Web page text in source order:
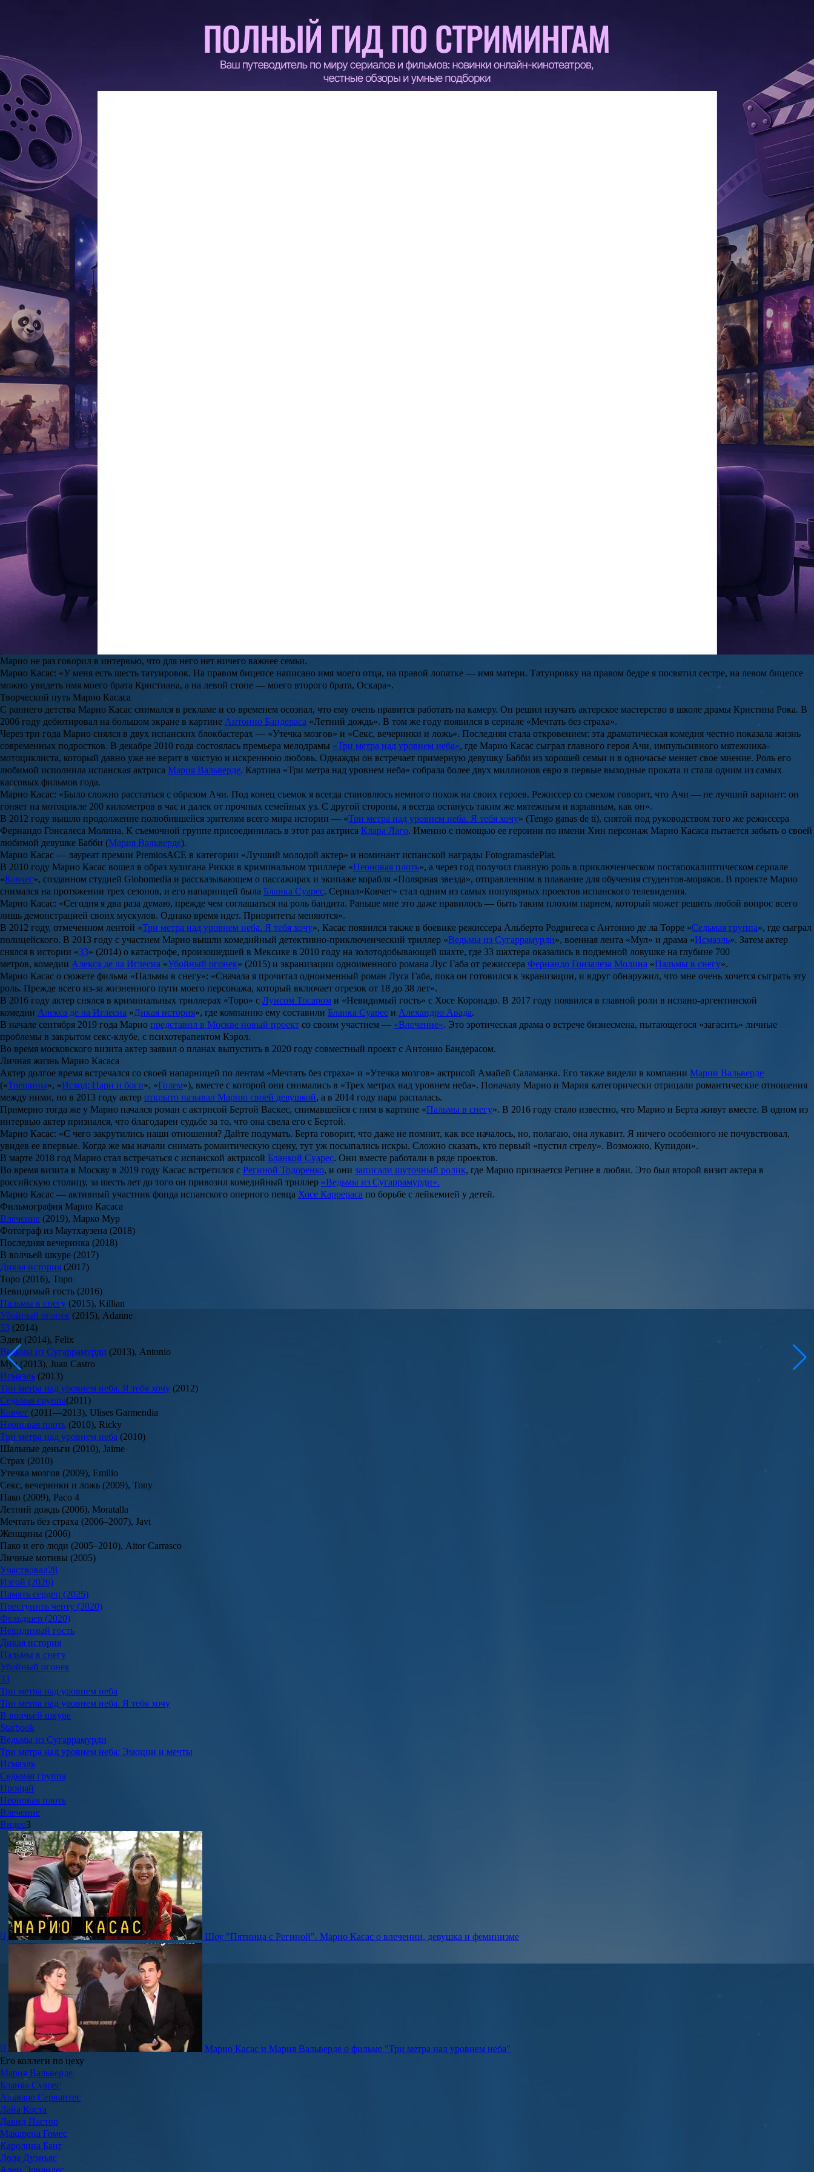
Эксклюзив Реалити
Фильмы Сериалы Шоу
#Быт #Деньги #Дети #Дом
Питомцы
# Путешествия # Российские звезды лайфстайл
новость
отношения #реалити #
Промокоды Островок Промокоды Отелло
Промокоды Снежная Королева
Издательство Рекламодателям
Персоны
Марио Касас
Mario Casas
Дата и место рождения:
Семейное положение:
Рост:
1,80 м
Биография
Реклама
Биография Марио Касаса
Марио Касас Сьерра (Mario Casas Sierra)
Хайди Касас
. Его младшие
Оскар
собиралась строить карьеру на телевидении, в результате
выучилась на юриста и стала официальным представителем старшего брата.
Какие сериалы смотреть в августе 2026: новинки и долгожданные продолжения
Последний месяц лета приготовил для любителей сериалов сразу несколько заметных премьер и возвращений популярных проектов. В августе зрителей ждут новые сезоны «Теда Лассо» и
Марио не раз говорил в интервью, что для него нет ничего важнее семьи.
Марио Касас: «У меня есть шесть татуировок. На правом бицепсе написано имя моего отца, на правой лопатке — имя матери. Татуировку на правом бедре я посвятил сестре, на левом бицепсе
можно увидеть имя моего брата Кристиана, а на левой стопе — моего второго брата, Оскара».
Творческий путь Марио Касаса
С раннего детства Марио Касас снимался в рекламе и со временем осознал, что ему очень нравится работать на камеру. Он решил изучать актерское мастерство в школе драмы Кристина Рока. В
2006 году дебютировал на большом экране в картине Антонио Бандераса «Летний дождь». В том же году появился в сериале «Мечтать без страха».
Через три года Марио снялся в двух испанских блокбастерах — «Утечка мозгов» и «Секс, вечеринки и ложь». Последняя стала откровением: эта драматическая комедия честно показала жизнь
современных подростков. В декабре 2010 года состоялась премьера мелодрамы «Три метра над уровнем неба», где Марио Касас сыграл главного героя Ачи, импульсивного мятежника-
мотоциклиста, который давно уже не верит в чистую и искреннюю любовь. Однажды он встречает примерную девушку Бабби из хорошей семьи и в одночасье меняет свое мнение. Роль его
любимой исполнила испанская актриса Мария Вальверде. Картина «Три метра над уровнем неба» собрала более двух миллионов евро в первые выходные проката и стала одним из самых
кассовых фильмов года.
Марио Касас: «Было сложно расстаться с образом Ачи. Под конец съемок я всегда становлюсь немного похож на своих героев. Режиссер со смехом говорит, что Ачи — не лучший вариант: он
гоняет на мотоцикле 200 километров в час и далек от прочных семейных уз. С другой стороны, я всегда останусь таким же мятежным и взрывным, как он».
В 2012 году вышло продолжение полюбившейся зрителям всего мира истории — «Три метра над уровнем неба. Я тебя хочу» (Tengo ganas de ti), снятой под руководством того же режиссера
Фернандо Гонсалеса Молина. К съемочной группе присоединилась в этот раз актриса Клара Лаго. Именно с помощью ее героини по имени Хин персонаж Марио Касаса пытается забыть о своей
любимой девушке Бабби (Мария Вальверде).
Марио Касас — лауреат премии PremiosACE в категории «Лучший молодой актер» и номинант испанской награды FotogramasdePlat.
В 2010 году Марио Касас вошел в образ хулигана Рикки в криминальном триллере «Неоновая плоть», а через год получил главную роль в приключенческом постапокалиптическом сериале
«Ковчег», созданном студией Globomedia и рассказывающем о пассажирах и экипаже корабля «Полярная звезда», отправленном в плавание для обучения студентов-моряков. В проекте Марио
снимался на протяжении трех сезонов, и его напарницей была Бланка Суарес. Сериал«Ковчег» стал одним из самых популярных проектов испанского телевидения.
Марио Касас: «Сегодня я два раза думаю, прежде чем соглашаться на роль бандита. Раньше мне это даже нравилось — быть таким плохим парнем, который может решить любой вопрос всего
лишь демонстрацией своих мускулов. Однако время идет. Приоритеты меняются».
В 2012 году, отмеченном лентой «Три метра над уровнем неба. Я тебя хочу», Касас появился также в боевике режиссера Альберто Родригеса с Антонио де ла Торре «Седьмая группа», где сыграл
полицейского. В 2013 году с участием Марио вышли комедийный детективно-приключенческий триллер «Ведьмы из Сугаррамурди», военная лента «Мул» и драма «Исмаэль». Затем актер
снялся в истории «33» (2014) о катастрофе, произошедшей в Мексике в 2010 году на золотодобывающей шахте, где 33 шахтера оказались в подземной ловушке на глубине 700
метров, комедии Алекса де ла Иглесиа «Убойный огонек» (2015) и экранизации одноименного романа Лус Габа от режиссера Фернандо Гонзалеза Молина «Пальмы в снегу».
Марио Касас о сюжете фильма «Пальмы в снегу»: «Сначала я прочитал одноименный роман Луса Габа, пока он готовился к экранизации, и вдруг обнаружил, что мне очень хочется сыграть эту
роль. Прежде всего из-за жизненного пути моего персонажа, который включает отрезок от 18 до 38 лет».
В 2016 году актер снялся в криминальных триллерах «Торо» с Луисом Тосаром и «Невидимый гость» с Хосе Коронадо. В 2017 году появился в главной роли в испано-аргентинской
комедии Алекса де ла Иглесиа «Дикая история», где компанию ему составили Бланка Суарес и Алехандро Авада.
В начале сентября 2019 года Марио представил в Москве новый проект со своим участием — «Влечение». Это эротическая драма о встрече бизнесмена, пытающегося «загасить» личные
проблемы в закрытом секс-клубе, с психотерапевтом Кэрол.
Во время московского визита актер заявил о планах выпустить в 2020 году совместный проект с Антонио Бандерасом.
Личная жизнь Марио Касаса
Актер долгое время встречался со своей напарницей по лентам «Мечтать без страха» и «Утечка мозгов» актрисой Амайей Саламанка. Его также видели в компании Марии Вальверде
(«Трещины», «Исход: Цари и боги», «Голем»), вместе с которой они снимались в «Трех метрах над уровнем неба». Поначалу Марио и Мария категорически отрицали романтические отношения
между ними, но в 2013 году актер открыто называл Марию своей девушкой, а в 2014 году пара распалась.
Примерно тогда же у Марио начался роман с актрисой Бертой Васкес, снимавшейся с ним в картине «Пальмы в снегу». В 2016 году стало известно, что Марио и Берта живут вместе. В одном из
интервью актер признался, что благодарен судьбе за то, что она свела его с Бертой.
Марио Касас: «С чего закрутились наши отношения? Дайте подумать. Берта говорит, что даже не помнит, как все началось, но, полагаю, она лукавит. Я ничего особенного не почувствовал,
увидев ее впервые. Когда же мы начали снимать романтическую сцену, тут уж посыпались искры. Сложно сказать, кто первый «пустил стрелу». Возможно, Купидон».
В марте 2018 год Марио стал встречаться с испанской актрисой Бланкой Суарес. Они вместе работали в ряде проектов.
Во время визита в Москву в 2019 году Касас встретился с Региной Тодоренко, и они записали шуточный ролик, где Марио признается Регине в любви. Это был второй визит актера в
российскую столицу, за шесть лет до того он привозил комедийный триллер «Ведьмы из Сугаррамурди».
Марио Касас — активный участник фонда испанского оперного певца Хосе Каррераса по борьбе с лейкемией у детей.
Фильмография Марио Касаса
Влечение (2019), Марко Мур
Фотограф из Маутхаузена (2018)
Последняя вечеринка (2018)
В волчьей шкуре (2017)
Дикая история (2017)
Торо (2016), Toрo
Невидимый гость (2016)
Пальмы в снегу (2015), Killian
Убойный огонек (2015), Adanne
33 (2014)
Эдем (2014), Felix
Ведьмы из Сугаррамурди (2013), Antonio
Мул (2013), Juan Castro
Исмаэль (2013)
Три метра над уровнем неба. Я тебя хочу (2012)
Седьмая группа(2011)
Ковчег (2011—2013), Ulises Garmendia
Неоновая плоть (2010), Ricky
Три метра над уровнем неба (2010)
Шальные деньги (2010), Jaime
Страх (2010)
Утечка мозгов (2009), Emilio
Секс, вечеринки и ложь (2009), Tony
Пако (2009), Paco 4
Летний дождь (2006), Moratalla
Мечтать без страха (2006–2007), Javi
Женщины (2006)
Пако и его люди (2005–2010), Aitor Carrasco
Личные мотивы (2005)
Участвовал28
Изгой (2026)
Память сердец (2025)
Преступить черту (2020)
Фельдшер (2020)
Невидимый гость
Дикая история
Пальмы в снегу
Убойный огонек
33
Три метра над уровнем неба
Три метра над уровнем неба. Я тебя хочу
В волчьей шкуре
Starbook
Ведьмы из Сугаррамурди
Три метра над уровнем неба: Эмоции и мечты
Исмаэль
Седьмая группа
Прощай
Неоновая плоть
Влечение
Видео3
Шоу "Пятница с Региной". Марио Касас о влечении, девушка и феминизме
Марио Касас и Мария Вальверде о фильме "Три метра над уровнем неба"
Его коллеги по цеху
Мария Вальверде
Бланка Суарес
Альваро Сервантес
Лайа Коста
Давид Пастор
Макарена Гомес
Каролина Банг
Лола Дуэньяс